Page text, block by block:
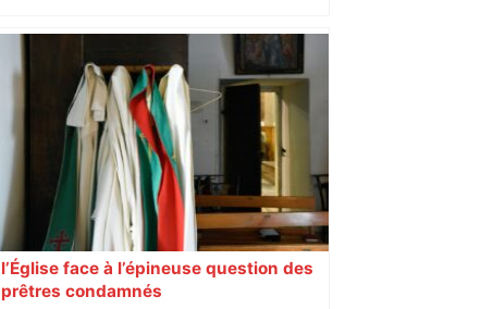
ENTRETIEN. Municipales 2026 à
Toulouse : sous le feu des critiques,
Briançon assume son alliance avec
Piquemal, "ce n’est pas un accord de
postes" – ladepeche.fr
l’Église face à l’épineuse question des
prêtres condamnés